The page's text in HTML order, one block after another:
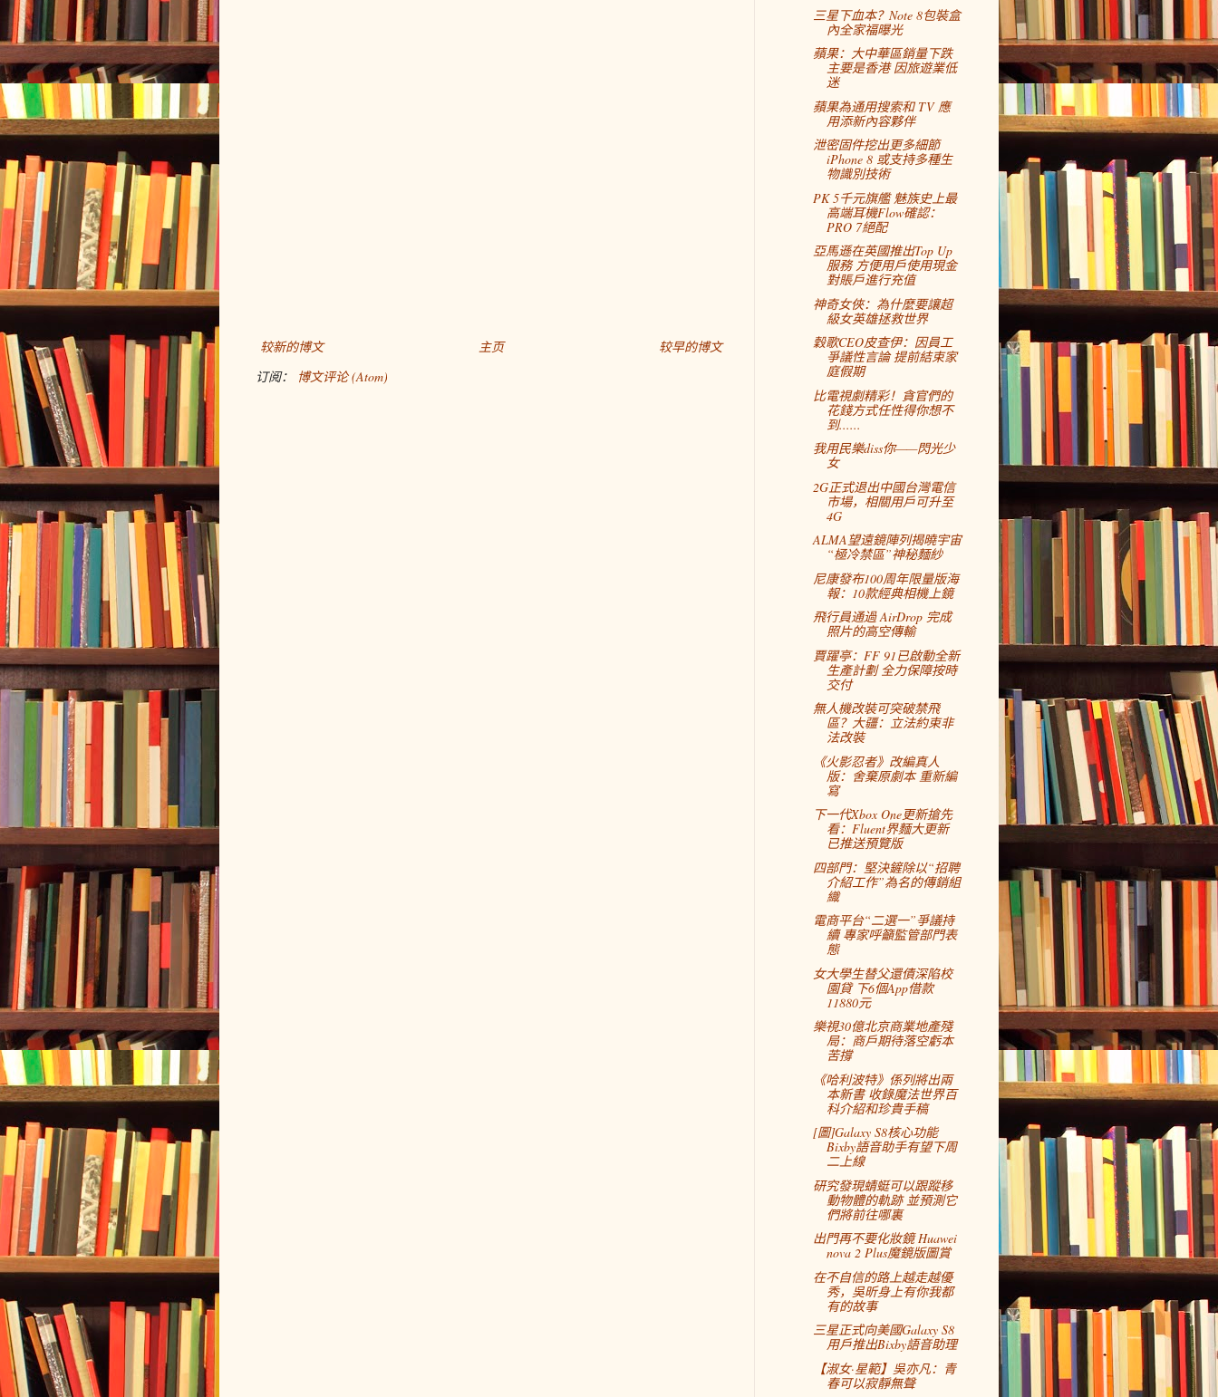
较新的博文 较早的博文
主页
订阅：
博文评论 (Atom)
三星下血本？Note 8包裝盒
內全家福曝光
蘋果：大中華區銷量下跌
主要是香港 因旅遊業低
迷
蘋果為通用搜索和 TV 應
用添新內容夥伴
泄密固件挖出更多細節
iPhone 8 或支持多種生
物識別技術
PK 5千元旗艦 魅族史上最
高端耳機Flow確認：
PRO 7絕配
亞馬遜在英國推出Top Up
服務 方便用戶使用現金
對賬戶進行充值
神奇女俠：為什麼要讓超
級女英雄拯救世界
穀歌CEO皮查伊：因員工
爭議性言論 提前結束家
庭假期
比電視劇精彩！貪官們的
花錢方式任性得你想不
到......
我用民樂diss你——閃光少
女
2G正式退出中國台灣電信
市場，相關用戶可升至
4G
ALMA望遠鏡陣列揭曉宇宙
“極冷禁區”神秘麵紗
尼康發布100周年限量版海
報：10款經典相機上鏡
飛行員通過 AirDrop 完成
照片的高空傳輸
賈躍亭：FF 91已啟動全新
生產計劃 全力保障按時
交付
無人機改裝可突破禁飛
區？大疆：立法約束非
法改裝
《火影忍者》改編真人
版：舍棄原劇本 重新編
寫
下一代Xbox One更新搶先
看：Fluent界麵大更新
已推送預覽版
四部門：堅決鏟除以“招聘
介紹工作”為名的傳銷組
織
電商平台“二選一”爭議持
續 專家呼籲監管部門表
態
女大學生替父還債深陷校
園貸 下6個App借款
11880元
樂視30億北京商業地產殘
局：商戶期待落空虧本
苦撐
《哈利波特》係列將出兩
本新書 收錄魔法世界百
科介紹和珍貴手稿
[圖]Galaxy S8核心功能
Bixby語音助手有望下周
二上線
研究發現蜻蜓可以跟蹤移
動物體的軌跡 並預測它
們將前往哪裏
出門再不要化妝鏡 Huawei
nova 2 Plus魔鏡版圖賞
在不自信的路上越走越優
秀，吳昕身上有你我都
有的故事
三星正式向美國Galaxy S8
用戶推出Bixby語音助理
【淑女·星範】吳亦凡：青
春可以寂靜無聲